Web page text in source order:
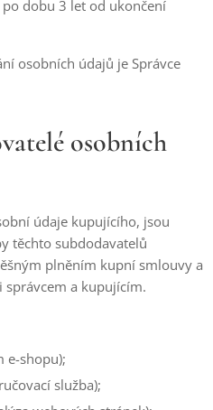
dobu 3 let od ukončení
osobních údajů je Správce
osobních
údaje kupujícího, jsou
těchto subdodavatelů
plněním kupní smlouvy a
správcem a kupujícím.
e-shopu);
služba);